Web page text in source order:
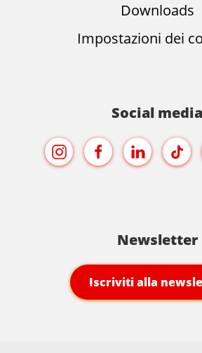
Downloads
Impostazioni dei
Social media
Newsletter
Iscriviti alla